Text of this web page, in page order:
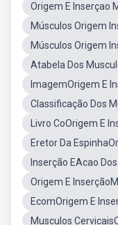
Origem E Inserçao
Músculos Origem
Músculos Origem
Atabela Dos
ImagemOrigem E
Classificação Dos
Livro CoOrigem E
Eretor Da
Inserção EAcao
Origem E
EcomOrigem E
Musculos